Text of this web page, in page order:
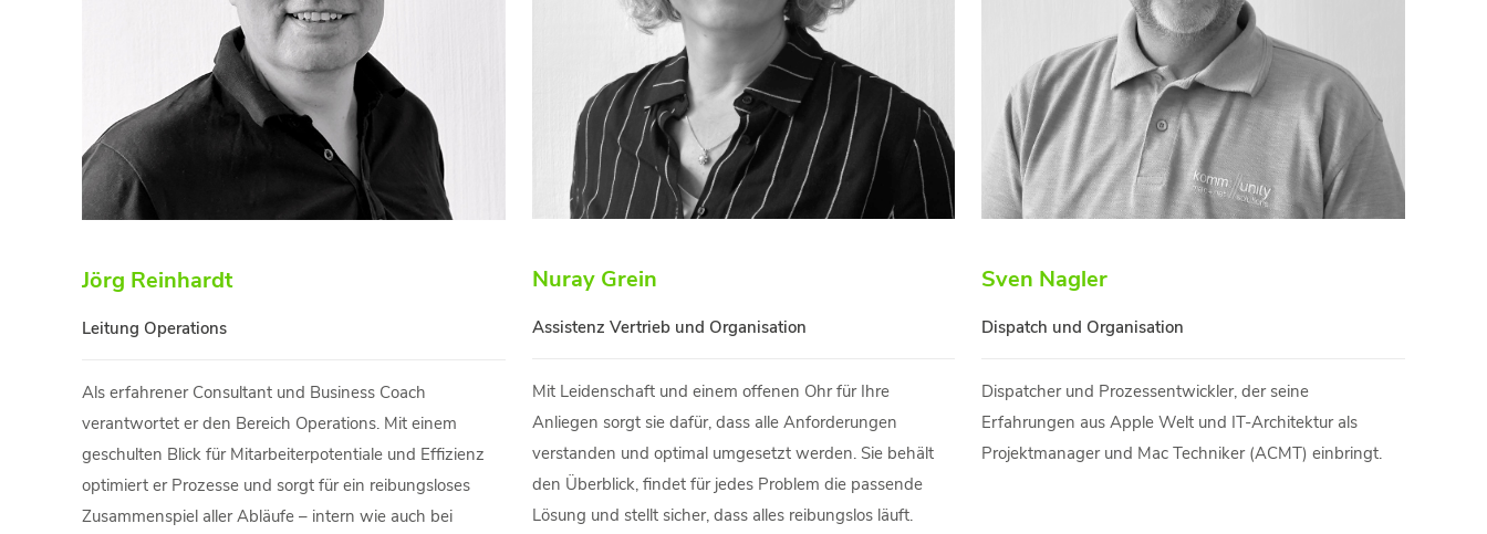
Jörg Reinhardt
Leitung Operations
Als erfahrener Consultant und Business Coach
verantwortet er den Bereich Operations. Mit einem
geschulten Blick für Mitarbeiterpotentiale und Effizienz
optimiert er Prozesse und sorgt für ein reibungsloses
Zusammenspiel aller Abläufe – intern wie auch bei
Nuray Grein
Assistenz Vertrieb und Organisation
Mit Leidenschaft und einem offenen Ohr für Ihre
Anliegen sorgt sie dafür, dass alle Anforderungen
verstanden und optimal umgesetzt werden. Sie behält
den Überblick, findet für jedes Problem die passende
Lösung und stellt sicher, dass alles reibungslos läuft.
Sven Nagler
Dispatch und Organisation
Dispatcher und Prozessentwickler, der seine
Erfahrungen aus Apple Welt und IT-Architektur als
Projektmanager und Mac Techniker (ACMT) einbringt.